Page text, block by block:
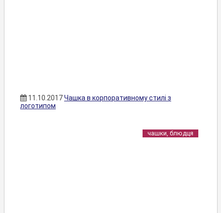
11.10.2017Чашка в корпоративному стилі з
логотипом
чашки, блюдця